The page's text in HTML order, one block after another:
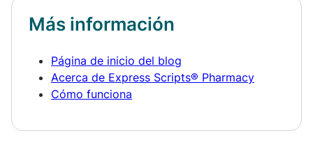
Más información
Página de inicio del blog
Acerca de Express Scripts® Pharmacy
Cómo funciona